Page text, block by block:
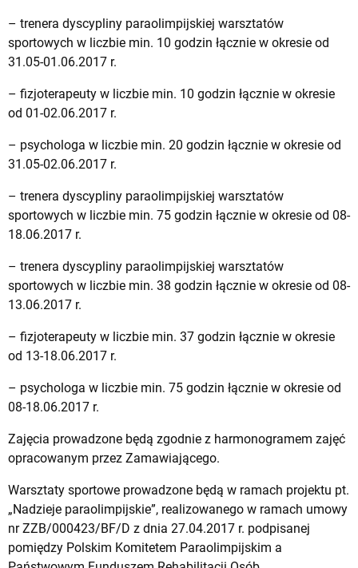
– trenera dyscypliny paraolimpijskiej warsztatów
sportowych w liczbie min. 10 godzin łącznie w okresie od
31.05-01.06.2017 r.
– fizjoterapeuty w liczbie min. 10 godzin łącznie w okresie
od 01-02.06.2017 r.
– psychologa w liczbie min. 20 godzin łącznie w okresie od
31.05-02.06.2017 r.
– trenera dyscypliny paraolimpijskiej warsztatów
sportowych w liczbie min. 75 godzin łącznie w okresie od 08-
18.06.2017 r.
– trenera dyscypliny paraolimpijskiej warsztatów
sportowych w liczbie min. 38 godzin łącznie w okresie od 08-
13.06.2017 r.
– fizjoterapeuty w liczbie min. 37 godzin łącznie w okresie
od 13-18.06.2017 r.
– psychologa w liczbie min. 75 godzin łącznie w okresie od
08-18.06.2017 r.
Zajęcia prowadzone będą zgodnie z harmonogramem zajęć
opracowanym przez Zamawiającego.
Warsztaty sportowe prowadzone będą w ramach projektu pt.
„Nadzieje paraolimpijskie”, realizowanego w ramach umowy
nr ZZB/000423/BF/D z dnia 27.04.2017 r. podpisanej
pomiędzy Polskim Komitetem Paraolimpijskim a